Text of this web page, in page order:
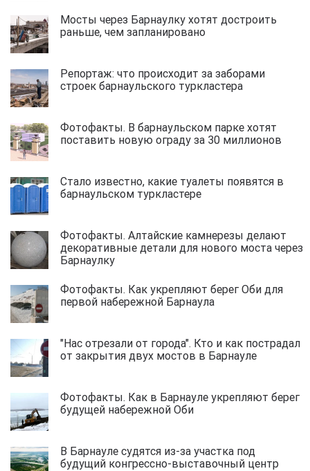
Мосты через Барнаулку хотят достроить
раньше, чем запланировано
Репортаж: что происходит за заборами
строек барнаульского туркластера
Фотофакты. В барнаульском парке хотят
поставить новую ограду за 30 миллионов
Стало известно, какие туалеты появятся в
барнаульском туркластере
Фотофакты. Алтайские камнерезы делают
декоративные детали для нового моста через
Барнаулку
Фотофакты. Как укрепляют берег Оби для
первой набережной Барнаула
"Нас отрезали от города". Кто и как пострадал
от закрытия двух мостов в Барнауле
Фотофакты. Как в Барнауле укрепляют берег
будущей набережной Оби
В Барнауле судятся из-за участка под
будущий конгрессно-выставочный центр